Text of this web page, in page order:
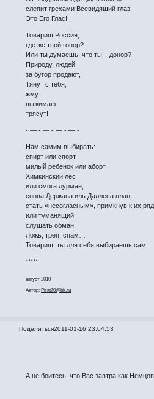
слепит грехами Всевидящий глаз!
Это Его Глас!
Товарищ Россия,
где же твой гонор?
Или ты думаешь, что ты – донор?
Природу, людей
за бугор продают,
Тянут с тебя,
жмут,
выжимают,
трясут!
- — - — - — - — -
Нам самим выбирать:
спирт или спорт
милый ребенок или аборт,
Химкинский лес
или смога дурман,
снова Держава иль Даллеса план,
стать «несогласным», примкнув к их
или туманящий
слушать обман
Ложь, треп, спам…
Товарищ, ты для себя выбираешь сам!
*****
август 2010
Автор: Pirat70@bk.ru
Поделиться2011-01-16 23:04:53
А не боитесь, что Вас завтра как